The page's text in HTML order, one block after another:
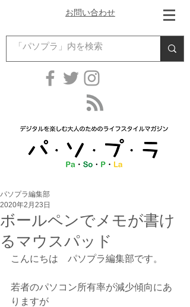
お問い合わせ
ボールペンでメモが書け
るマウスパッド
パソプラ編集部
2020年2月23日
こんにちは　パソプラ編集部です。
若者のパソコン所有率が減少傾向にあ
りますが